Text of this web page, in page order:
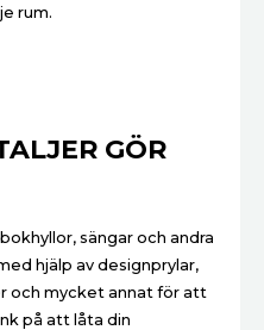
rum.
GÖR
sängar och andra
hjälp av designprylar,
och mycket annat för att
på att låta din